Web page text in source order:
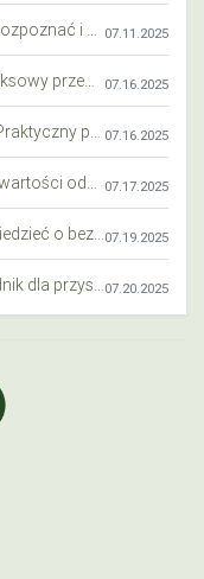
07.11.2025
07.16.2025
07.16.2025
07.17.2025
07.19.2025
07.20.2025